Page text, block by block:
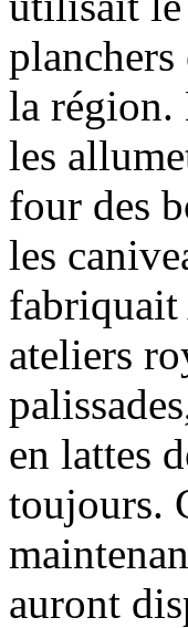
la région.
les
four des
les
fabriquait
ateliers
en lattes
toujours.
auront